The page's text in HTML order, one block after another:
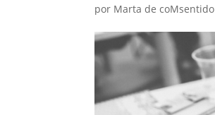
por Marta de coMsentido